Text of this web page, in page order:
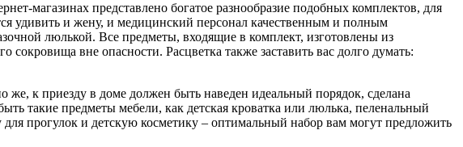
магазинах представлено богатое разнообразие подобных комплектов, для
удивить и жену, и медицинский персонал качественным и полным
люлькой. Все предметы, входящие в комплект, изготовлены из
вне опасности. Расцветка также заставить вас долго думать:
к приезду в доме должен быть наведен идеальный порядок, сделана
такие предметы мебели, как детская кроватка или люлька, пеленальный
прогулок и детскую косметику – оптимальный набор вам могут предложить